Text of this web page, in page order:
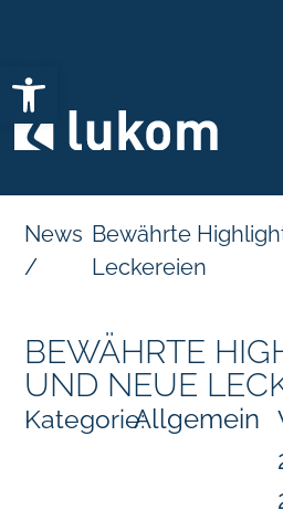
Open toolbar
News
/
Bewährte
Leckereien
BEWÄHRTE
UND NEUE
Kategorie:Allgemein